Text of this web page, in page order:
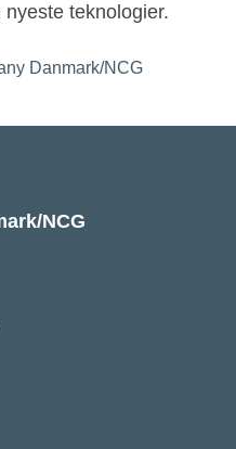
teknologier.
NCG